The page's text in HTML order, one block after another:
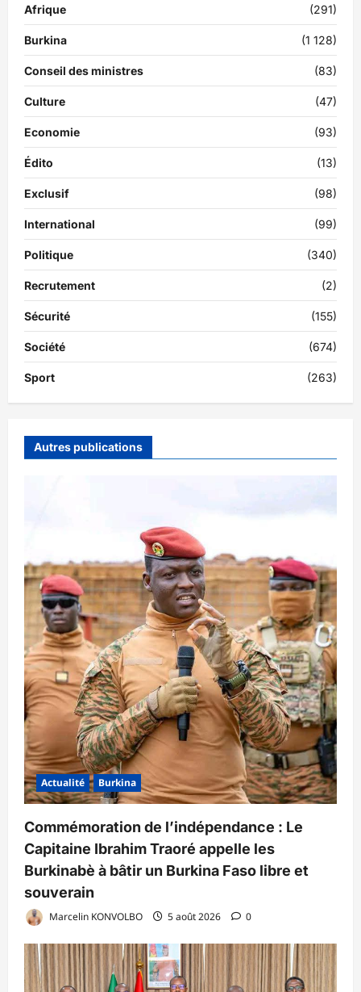
Afrique (291)
Burkina (1 128)
Conseil des ministres (83)
Culture (47)
Economie (93)
Édito (13)
Exclusif (98)
International (99)
Politique (340)
Recrutement (2)
Sécurité (155)
Société (674)
Sport (263)
Autres publications
Actualité Burkina
Commémoration de l’indépendance : Le
Capitaine Ibrahim Traoré appelle les
Burkinabè à bâtir un Burkina Faso libre et
souverain
Marcelin KONVOLBO 5 août 2026 0